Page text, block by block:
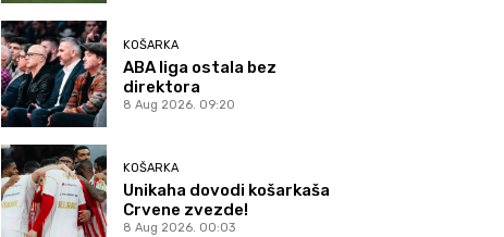
KOŠARKA
ABA liga ostala bez
direktora
8 Aug 2026. 09:20
KOŠARKA
Unikaha dovodi košarkaša
Crvene zvezde!
8 Aug 2026. 00:03